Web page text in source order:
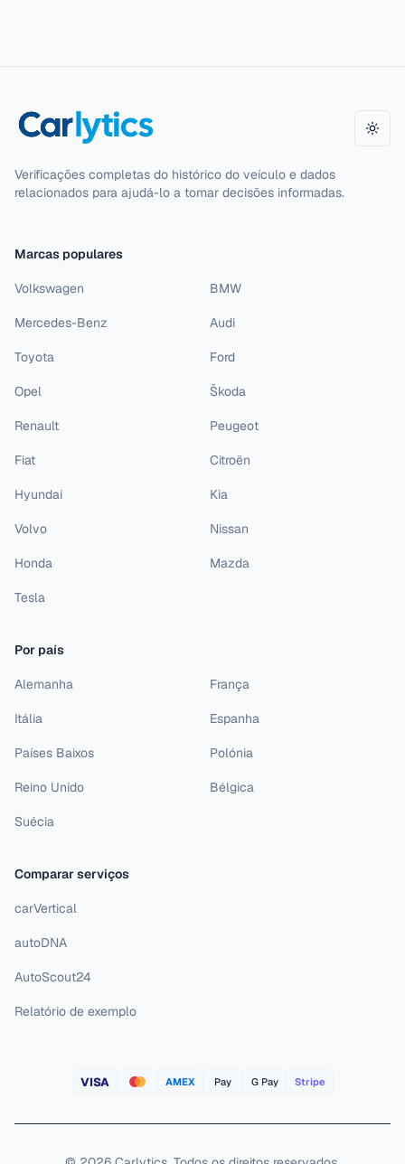
Verificações completas do histórico do veículo e dados
relacionados para ajudá-lo a tomar decisões informadas.
Marcas populares
Volkswagen BMW
Mercedes-Benz Audi
Toyota Ford
Opel Škoda
Renault Peugeot
Fiat Citroën
Hyundai Kia
Volvo Nissan
Honda Mazda
Tesla
Por país
Alemanha França
Itália Espanha
Países Baixos Polónia
Reino Unido Bélgica
Suécia
Comparar serviços
carVertical
autoDNA
AutoScout24
Relatório de exemplo
VISA AMEX Pay G Pay Stripe